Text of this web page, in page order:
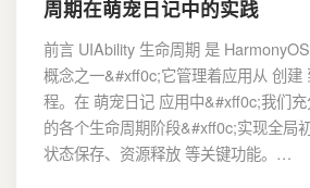
周期在萌宠日记中的实践
前言 UIAbility 生命周期 是
概念之一&#xff0c;它管理着应用从 创建
程。在 萌宠日记 应用中&#xff0c;我们
的各个生命周期阶段&#xff0c;实现全局
状态保存、资源释放 等关键功能。…